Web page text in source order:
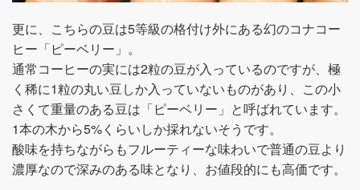
更に、こちらの豆は5等級の格付け外にある幻のコナコー
ヒー「ピーベリー」。
通常コーヒーの実には2粒の豆が入っているのですが、極
く稀に1粒の丸い豆しか入っていないものがあり、この小
さくて重量のある豆は「ピーベリー」と呼ばれています。
1本の木から5%くらいしか採れないそうです。
酸味を持ちながらもフルーティーな味わいで普通の豆より
濃厚なので深みのある味となり、お値段的にも高価です。